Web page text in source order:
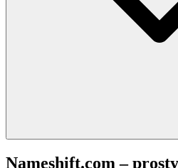
Nameshift.com –